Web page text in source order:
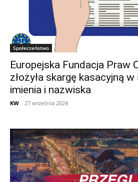
Społeczeństwo
Europejska Fundacja Praw
złożyła skargę kasacyjną
imienia i nazwiska
KW - 27 września 2024